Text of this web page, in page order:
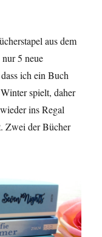
aus dem
5 neue
ich ein Buch
spielt, daher
ins Regal
Zwei der Bücher